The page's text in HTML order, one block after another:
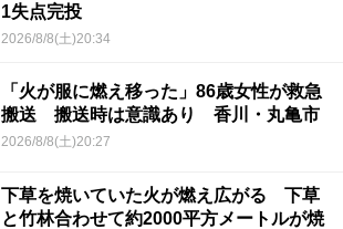
1失点完投
2026/8/8(土)20:34
「火が服に燃え移った」86歳女性が救急
搬送 搬送時は意識あり 香川・丸亀市
2026/8/8(土)20:27
下草を焼いていた火が燃え広がる 下草
と竹林合わせて約2000平方メートルが焼